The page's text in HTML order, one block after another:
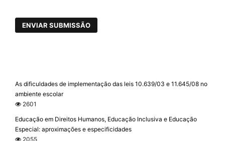
ENVIAR SUBMISSÃO
As dificuldades de implementação das leis 10.639/03 e 11.645/08 no
ambiente escolar
2601
Educação em Direitos Humanos, Educação Inclusiva e Educação
Especial: aproximações e especificidades
2055